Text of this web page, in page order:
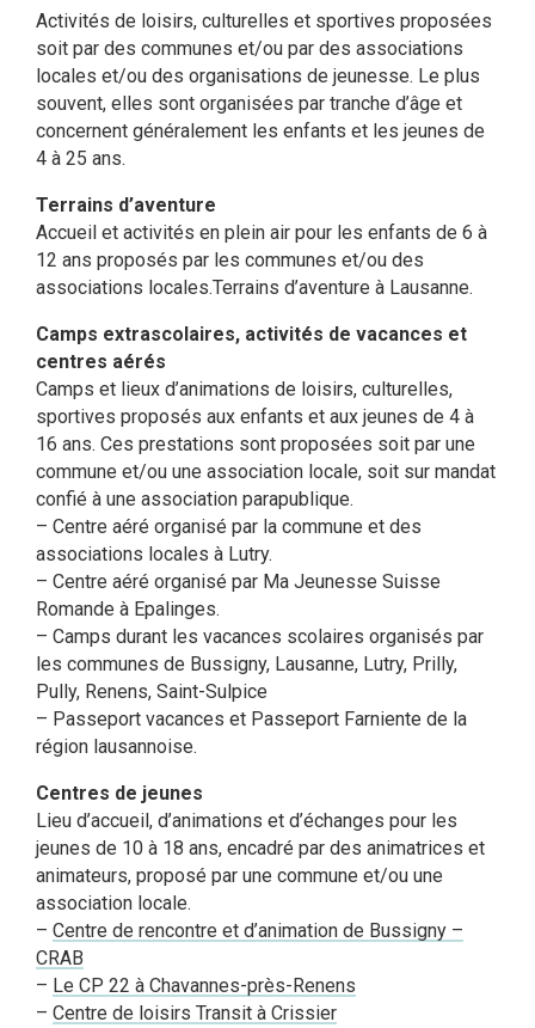
Activités de loisirs, culturelles et sportives proposées
soit par des communes et/ou par des associations
locales et/ou des organisations de jeunesse. Le plus
souvent, elles sont organisées par tranche d’âge et
concernent généralement les enfants et les jeunes de
4 à 25 ans.
Terrains d’aventure
Accueil et activités en plein air pour les enfants de 6 à
12 ans proposés par les communes et/ou des
associations locales.Terrains d’aventure à Lausanne.
Camps extrascolaires, activités de vacances et
centres aérés
Camps et lieux d’animations de loisirs, culturelles,
sportives proposés aux enfants et aux jeunes de 4 à
16 ans. Ces prestations sont proposées soit par une
commune et/ou une association locale, soit sur mandat
confié à une association parapublique.
– Centre aéré organisé par la commune et des
associations locales à Lutry.
– Centre aéré organisé par Ma Jeunesse Suisse
Romande à Epalinges.
– Camps durant les vacances scolaires organisés par
les communes de Bussigny, Lausanne, Lutry, Prilly,
Pully, Renens, Saint-Sulpice
– Passeport vacances et Passeport Farniente de la
région lausannoise.
Centres de jeunes
Lieu d’accueil, d’animations et d’échanges pour les
jeunes de 10 à 18 ans, encadré par des animatrices et
animateurs, proposé par une commune et/ou une
association locale.
– Centre de rencontre et d’animation de Bussigny –
CRAB
– Le CP 22 à Chavannes-près-Renens
– Centre de loisirs Transit à Crissier